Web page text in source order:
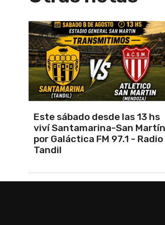
Vuelve el torneo oficial de
hockey